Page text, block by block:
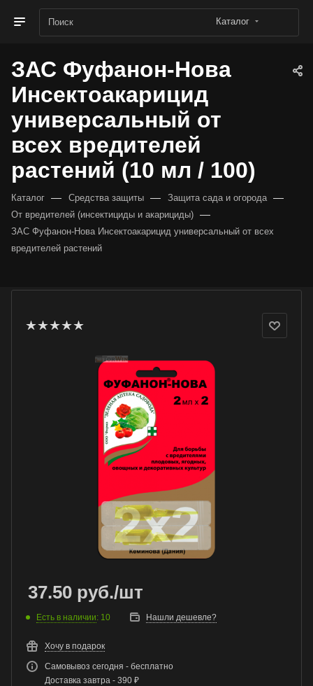
Каталог
ЗАС Фуфанон-Нова
Инсектоакарицид
универсальный от
всех вредителей
растений (10 мл / 100)
Каталог — Средства защиты — Защита сада и огорода —
От вредителей (инсектициды и акарициды) —
ЗАС Фуфанон-Нова Инсектоакарицид универсальный от всех
вредителей растений
37.50 руб./шт
Есть в наличии: 10 Нашли дешевле?
Хочу в подарок
Самовывоз сегодня - бесплатно
Доставка завтра - 390 ₽